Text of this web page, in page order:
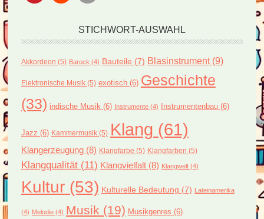
STICHWORT-AUSWAHL
Akkordeon (5) Barock(4) Bauteile (7) Blasinstrument(9)
Elektronische Musik(5) exotisch(6) Geschichte
(33) indische Musik(6) Instrumente(4) Instrumentenbau(6)
Jazz (6) Kammermusik(5) Klang (61)
Klangerzeugung(8) Klangfarbe (5) Klangfarben (5)
Klangqualität(11) Klangvielfalt(8) Klangwelt(4)
Kultur(53) Kulturelle Bedeutung (7) Lateinamerika
(4) Melodie(4) Musik (19) Musikgenres (6)